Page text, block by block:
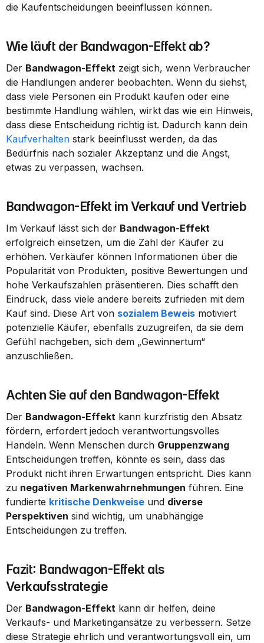
die Kaufentscheidungen beeinflussen können.
Wie läuft der Bandwagon-Effekt ab?
Der Bandwagon-Effekt zeigt sich, wenn Verbraucher
die Handlungen anderer beobachten. Wenn du siehst,
dass viele Personen ein Produkt kaufen oder eine
bestimmte Handlung wählen, wirkt das wie ein Hinweis,
Kaufverhalten stark beeinflusst werden, da das
Bedürfnis nach sozialer Akzeptanz und die Angst,
etwas zu verpassen, wachsen.
Bandwagon-Effekt im Verkauf und Vertrieb
Im Verkauf lässt sich der Bandwagon-Effekt
erfolgreich einsetzen, um die Zahl der Käufer zu
erhöhen. Verkäufer können Informationen über die
Popularität von Produkten, positive Bewertungen und
hohe Verkaufszahlen präsentieren. Dies schafft den
Eindruck, dass viele andere bereits zufrieden mit dem
Kauf sind. Diese Art von sozialem Beweis motiviert
potenzielle Käufer, ebenfalls zuzugreifen, da sie dem
Gefühl nachgeben, sich dem „Gewinnertum“
anzuschließen.
Achten Sie auf den Bandwagon-Effekt
Der Bandwagon-Effekt kann kurzfristig den Absatz
fördern, erfordert jedoch verantwortungsvolles
Handeln. Wenn Menschen durch Gruppenzwang
Entscheidungen treffen, könnte es sein, dass das
Produkt nicht ihren Erwartungen entspricht. Dies kann
zu negativen Markenwahrnehmungen führen. Eine
fundierte kritische Denkweise und diverse
Perspektiven sind wichtig, um unabhängige
Entscheidungen zu treffen.
Fazit: Bandwagon-Effekt als
Verkaufsstrategie
Der Bandwagon-Effekt kann dir helfen, deine
Verkaufs- und Marketingansätze zu verbessern. Setze
diese Strategie ehrlich und verantwortungsvoll ein, um